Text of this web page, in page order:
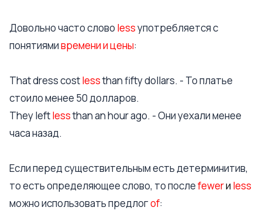
Довольно часто слово lessупотребляется с
понятиямивремени и цены:
That dress costlessthan fifty dollars. - То платье
стоило менее 50 долларов.
They leftlessthan an hour ago. - Они уехали менее
часа назад.
Если перед существительным есть детерминитив,
то есть определяющее слово, то послеfewerи less
можно использовать предлогof: